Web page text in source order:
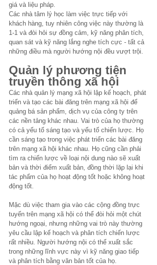
giá và liệu pháp.
Các nhà tâm lý học làm việc trực tiếp với
khách hàng, tuy nhiên công việc này thường là
1-1 và đòi hỏi sự đồng cảm, kỹ năng phân tích,
quan sát và kỹ năng lắng nghe tích cực - tất cả
những điều mà người hướng nội đều vượt trội.
Quản lý phương tiện
truyền thông xã hội
Các nhà quản lý mạng xã hội lập kế hoạch, phát
triển và tạo các bài đăng trên mạng xã hội để
quảng bá sản phẩm, dịch vụ của công ty trên
các nền tảng khác nhau. Vai trò của họ thường
có cả yếu tố sáng tạo và yếu tố chiến lược. Họ
cần sáng tạo trong việc phát triển các bài đăng
trên mạng xã hội khác nhau. Họ cũng cần phải
tìm ra chiến lược về loại nội dung nào sẽ xuất
bản và thời điểm xuất bản, đồng thời lặp lại khi
tác phẩm của họ hoạt động tốt hoặc không hoạt
động tốt.
Mặc dù việc tham gia vào các cộng đồng trực
tuyến trên mạng xã hội có thể đòi hỏi một chút
hướng ngoại, nhưng những vai trò này thường
yêu cầu lập kế hoạch và phân tích chiến lược
rất nhiều. Người hướng nội có thể xuất sắc
trong những lĩnh vực này vì kỹ năng giao tiếp
và phân tích bằng văn bản tốt của họ.